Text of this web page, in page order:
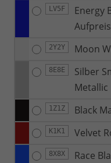
LV5F
Energy
Aufpreis
2Y2Y Moon
8E8E
Silber
Metallic
1Z1Z Black
K1K1 Velvet
8X8X Race